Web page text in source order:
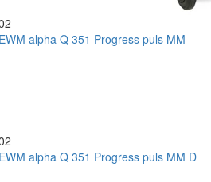
alpha Q 351 Progress puls MM
alpha Q 351 Progress puls MM D